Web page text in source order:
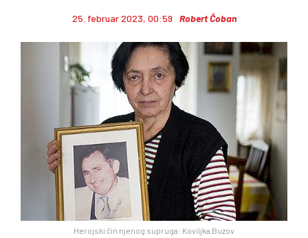
25. februar 2023, 00:59 Robert Čoban
Herojski čin njenog supruga: Koviljka Buzov